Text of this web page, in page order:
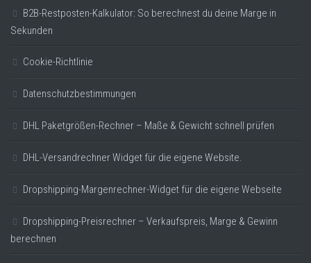
B2B-Restposten-Kalkulator: So berechnest du deine Marge in
Sekunden
Cookie-Richtlinie
Datenschutzbestimmungen
DHL Paketgrößen-Rechner – Maße & Gewicht schnell prüfen
DHL-Versandrechner Widget für die eigene Website.
Dropshipping-Margenrechner-Widget für die eigene Webseite
Dropshipping-Preisrechner – Verkaufspreis, Marge & Gewinn
berechnen